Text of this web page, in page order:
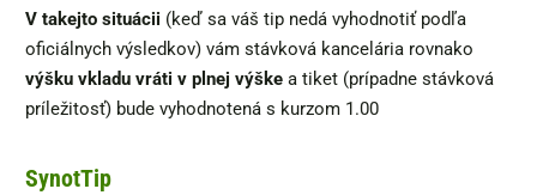
V takejto situácii (keď sa váš tip nedá vyhodnotiť podľa
oficiálnych výsledkov) vám stávková kancelária rovnako
výšku vkladu vráti v plnej výške a tiket (prípadne stávková
príležitosť) bude vyhodnotená s kurzom 1.00
SynotTip